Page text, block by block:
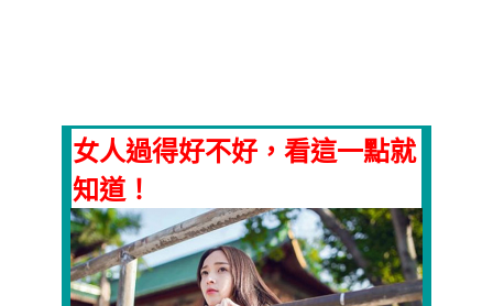
女人過得好不好，看這一點就
知道！